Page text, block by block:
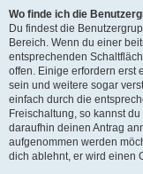
Wo finde ich die
Du findest die
Bereich. Wenn du einer
entsprechenden
offen. Einige erfordern erst
sein und weitere sogar
einfach durch die
Freischaltung, so kannst
daraufhin deinen Antrag
aufgenommen werden
dich ablehnt, er wird einen